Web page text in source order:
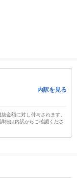
内訳を見る
金額に対し付与されます。
細は内訳からご確認くださ